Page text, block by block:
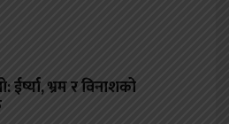
भ्रम र विनाशको